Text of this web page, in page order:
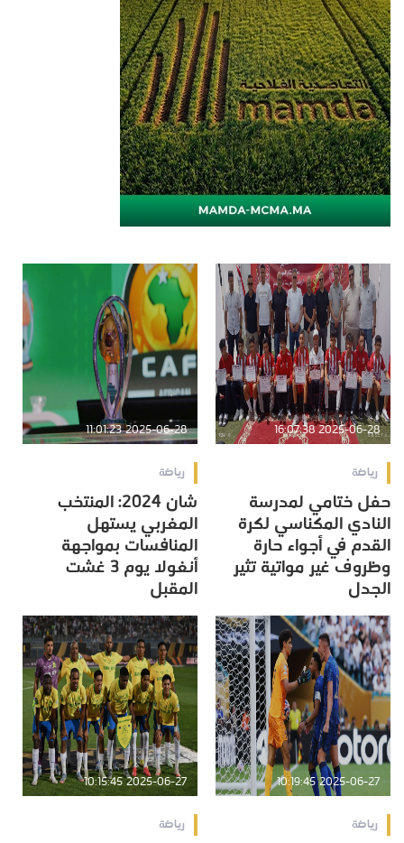
2025-06-28 16:07:38
رياضة
حفل ختامي لمدرسة
النادي المكناسي لكرة
القدم في أجواء حارة
وظروف غير مواتية تثير
الجدل
2025-06-28 11:01:23
رياضة
شان 2024: المنتخب
المغربي يستهل
المنافسات بمواجهة
أنغولا يوم 3 غشت
المقبل
2025-06-27 10:19:45
رياضة
2025-06-27 10:15:45
رياضة